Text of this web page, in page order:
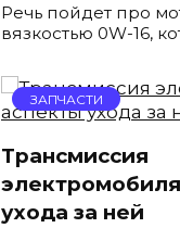
Речь пойдет про
вязкостью 0W-16,
ЗАПЧАСТИ
Трансмиссия
ухода за ней